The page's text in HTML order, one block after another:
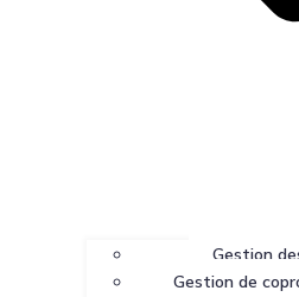
Gestion
Gestion de